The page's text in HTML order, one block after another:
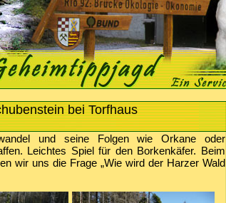
bei Torfhaus
und seine Folgen wie Orkane oder
Leichtes Spiel für den Borkenkäfer. Beim
wir uns die Frage „Wie wird der Harzer Wald